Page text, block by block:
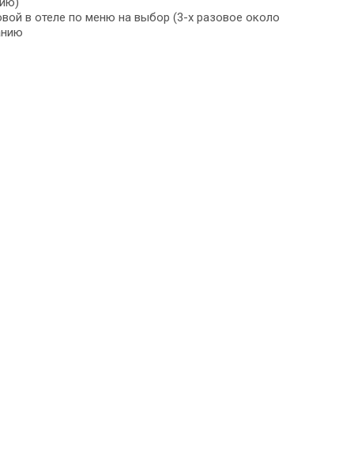
в отеле по меню на выбор (3-х разовое около